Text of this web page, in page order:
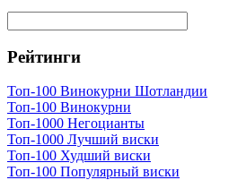
Рейтинги
Топ-100 Винокурни Шотландии
Топ-100 Винокурни
Топ-1000 Негоцианты
Топ-1000 Лучший виски
Топ-100 Худший виски
Топ-100 Популярный виски